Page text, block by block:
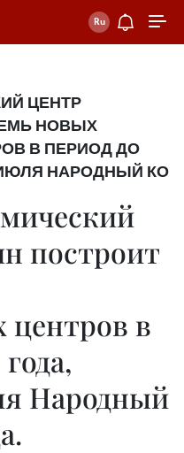
ЦЕНТР
НОВЫХ
В ПЕРИОД ДО
НАРОДНЫЙ КО
построит
центров в
Народный